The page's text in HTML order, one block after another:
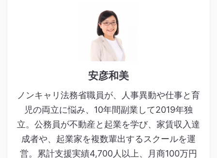
安彦和美
ノンキャリ法務省職員が、人事異動や仕事と育
児の両立に悩み、10年間副業して2019年独
立。公務員が不動産と起業を学び、家賃収入達
成者や、起業家を複数輩出するスクールを運
営。累計支援実績4,700人以上、月商100万円